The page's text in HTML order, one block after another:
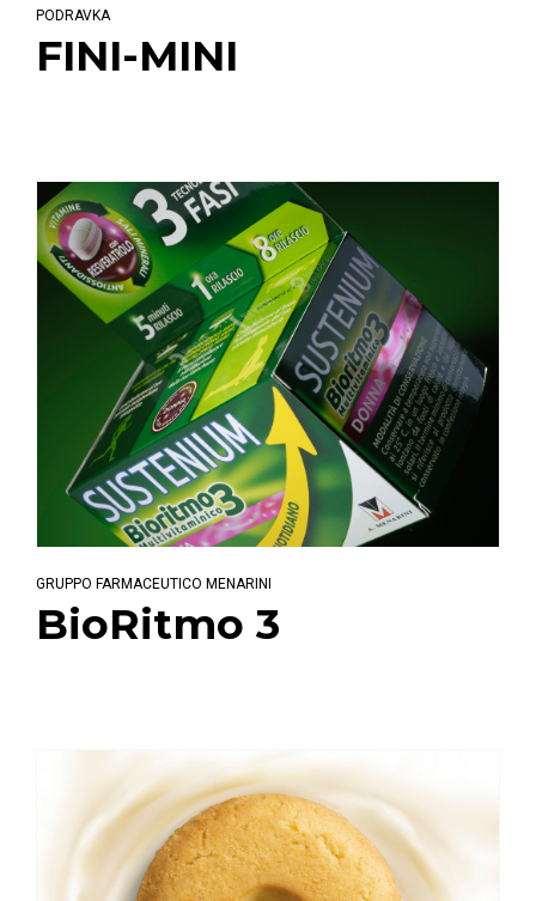
PODRAVKA
FINI-MINI
GRUPPO FARMACEUTICO MENARINI
BioRitmo 3